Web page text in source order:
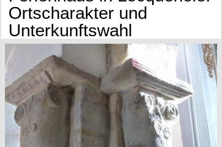
Ortscharakter und
Unterkunftswahl